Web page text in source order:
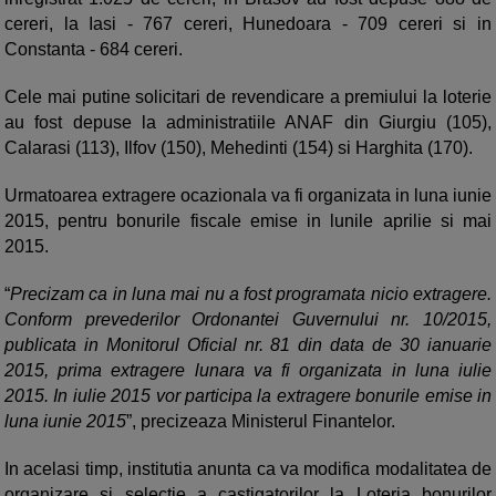
cereri, la Iasi - 767 cereri, Hunedoara - 709 cereri si in
Constanta - 684 cereri.
Cele mai putine solicitari de revendicare a premiului la loterie
au fost depuse la administratiile ANAF din Giurgiu (105),
Calarasi (113), Ilfov (150), Mehedinti (154) si Harghita (170).
Urmatoarea extragere ocazionala va fi organizata in luna iunie
2015, pentru bonurile fiscale emise in lunile aprilie si mai
2015.
“Precizam ca in luna mai nu a fost programata nicio extragere.
Conform prevederilor Ordonantei Guvernului nr. 10/2015,
publicata in Monitorul Oficial nr. 81 din data de 30 ianuarie
2015, prima extragere lunara va fi organizata in luna iulie
2015. In iulie 2015 vor participa la extragere bonurile emise in
luna iunie 2015”, precizeaza Ministerul Finantelor.
In acelasi timp, institutia anunta ca va modifica modalitatea de